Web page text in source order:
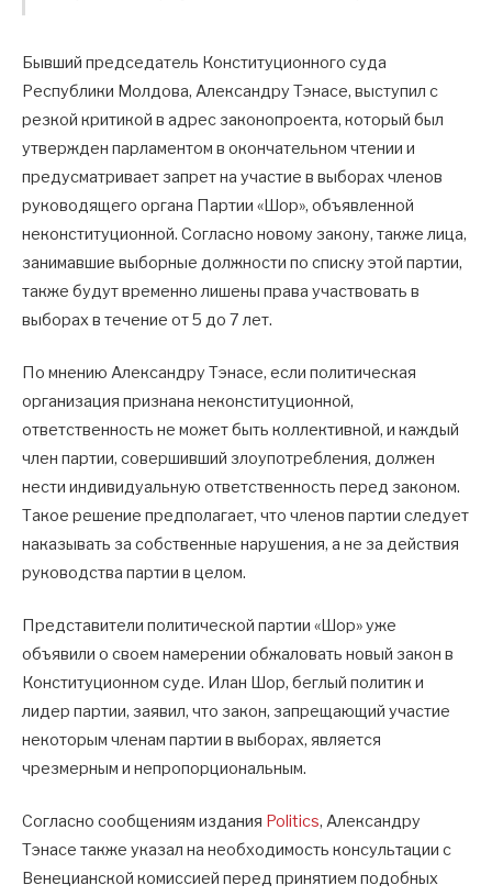
Бывший председатель Конституционного суда
Республики Молдова, Александру Тэнасе, выступил с
резкой критикой в адрес законопроекта, который был
утвержден парламентом в окончательном чтении и
предусматривает запрет на участие в выборах членов
руководящего органа Партии «Шор», объявленной
неконституционной. Согласно новому закону, также лица,
занимавшие выборные должности по списку этой партии,
также будут временно лишены права участвовать в
выборах в течение от 5 до 7 лет.
По мнению Александру Тэнасе, если политическая
организация признана неконституционной,
ответственность не может быть коллективной, и каждый
член партии, совершивший злоупотребления, должен
нести индивидуальную ответственность перед законом.
Такое решение предполагает, что членов партии следует
наказывать за собственные нарушения, а не за действия
руководства партии в целом.
Представители политической партии «Шор» уже
объявили о своем намерении обжаловать новый закон в
Конституционном суде. Илан Шор, беглый политик и
лидер партии, заявил, что закон, запрещающий участие
некоторым членам партии в выборах, является
чрезмерным и непропорциональным.
Согласно сообщениям издания Politics, Александру
Тэнасе также указал на необходимость консультации с
Венецианской комиссией перед принятием подобных